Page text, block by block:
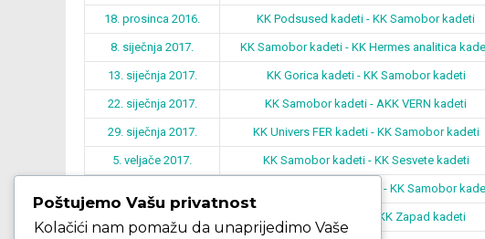
18. prosinca 2016. KK Podsused kadeti - KK Samobor kadeti
8. siječnja 2017. KK Samobor kadeti - KK Hermes analitica
13. siječnja 2017. KK Gorica kadeti - KK Samobor kadeti
22. siječnja 2017. KK Samobor kadeti - AKK VERN kadeti
29. siječnja 2017. KK Univers FER kadeti - KK Samobor kadeti
5. veljače 2017. KK Samobor kadeti - KK Sesvete kadeti
KK Hermes analitica kadeti - KK Samobor
KK Samobor kadeti - KK Zapad kadeti
Poštujemo Vašu privatnost
Kolačići nam pomažu da unaprijedimo Vaše